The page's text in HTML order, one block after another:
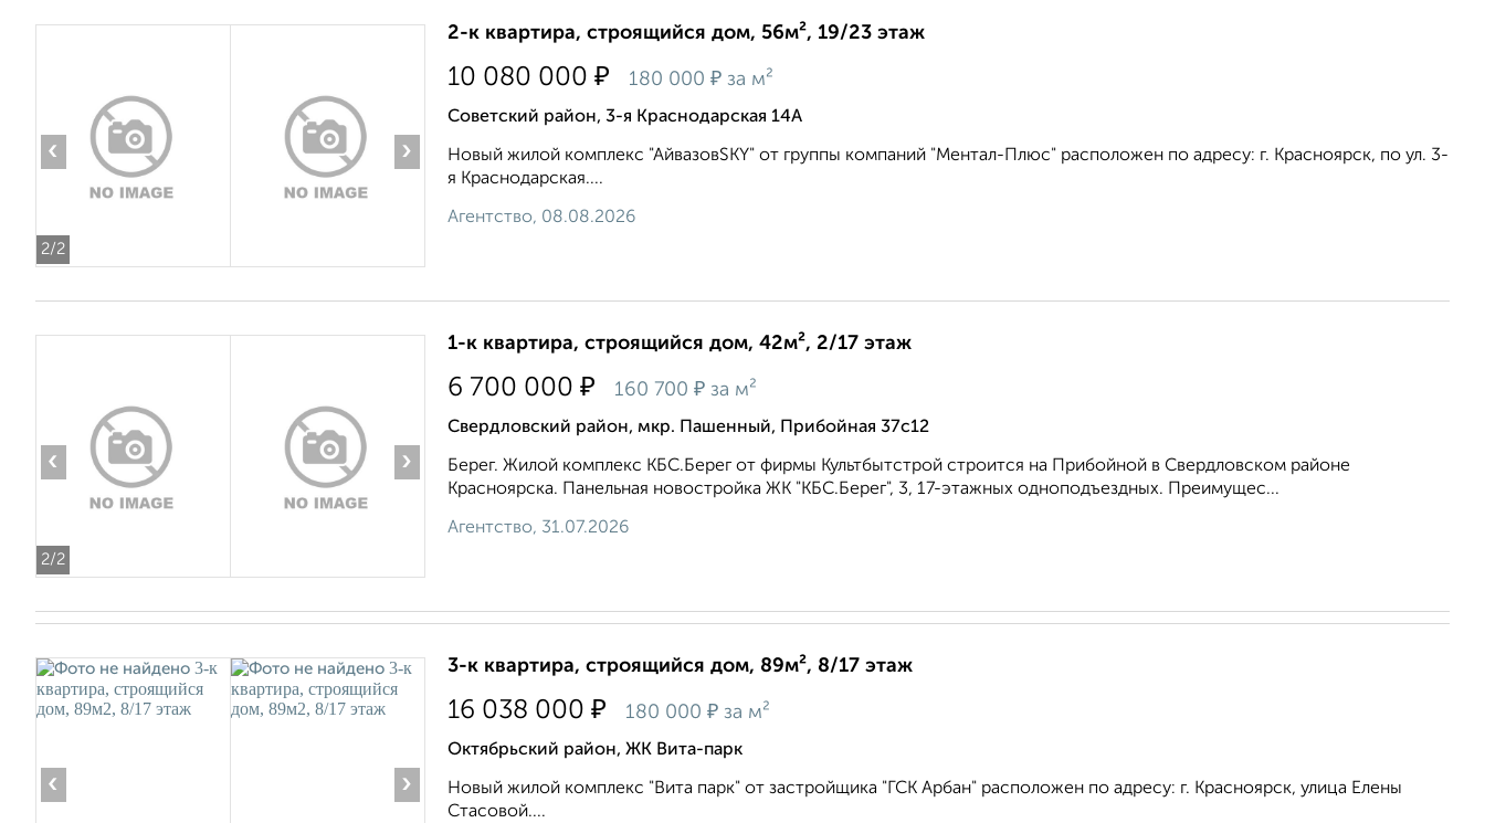
2/2
‹ ›
2-к квартира, строящийся дом, 56м², 19/23 этаж
10 080 000 ₽ 180 000 ₽ за м²
Советский район, 3-я Краснодарская 14А
Новый жилой комплекс "АйвазовSKY" от группы компаний "Ментал-Плюс" расположен по адресу: г. Красноярск, по ул. 3-
я Краснодарская....
Агентство, 08.08.2026
2/2
‹ ›
1-к квартира, строящийся дом, 42м², 2/17 этаж
6 700 000 ₽ 160 700 ₽ за м²
Свердловский район, мкр. Пашенный, Прибойная 37с12
Берег. Жилой комплекс КБС.Берег от фирмы Культбытстрой строится на Прибойной в Свердловском районе
Красноярска. Панельная новостройка ЖК "КБС.Берег", 3, 17-этажных одноподъездных. Преимущес...
Агентство, 31.07.2026
‹ ›
3-к квартира, строящийся дом, 89м², 8/17 этаж
16 038 000 ₽ 180 000 ₽ за м²
Октябрьский район, ЖК Вита-парк
Новый жилой комплекс "Вита парк" от застройщика "ГСК Арбан" расположен по адресу: г. Красноярск, улица Елены
Стасовой....